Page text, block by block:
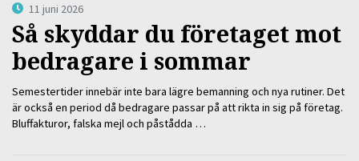
11 juni 2026
Så skyddar du företaget mot
bedragare i sommar
Semestertider innebär inte bara lägre bemanning och nya rutiner. Det
är också en period då bedragare passar på att rikta in sig på företag.
Bluffakturor, falska mejl och påstådda …